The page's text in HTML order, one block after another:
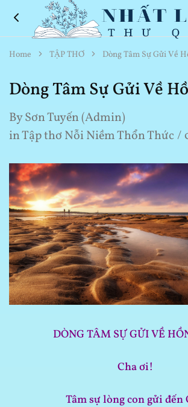
Nhất
Lang
Quán
Thơ
Hay
Cuộc
Sống
Home TẬP THƠ Dòng Tâm Sự Gửi Về
Dòng Tâm Sự Gửi Về
BySơn Tuyến (Admin)
inTập thơ Nỗi Niềm Thổn Thức
DÒNG TÂM SỰ GỬIVỀ
Cha ơi!
Tâm sự lòng con gửi đến